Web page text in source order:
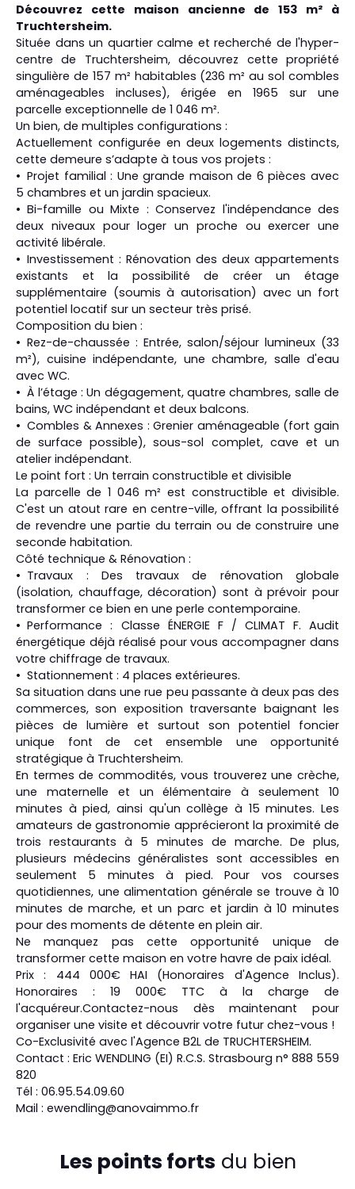
Découvrez cette maison ancienne de 153 m² à
Truchtersheim.
Située dans un quartier calme et recherché de l'hyper-
centre de Truchtersheim, découvrez cette propriété
singulière de 157 m² habitables (236 m² au sol combles
aménageables incluses), érigée en 1965 sur une
parcelle exceptionnelle de 1 046 m².
Un bien, de multiples configurations :
Actuellement configurée en deux logements distincts,
cette demeure s’adapte à tous vos projets :
Projet familial : Une grande maison de 6 pièces avec
5 chambres et un jardin spacieux.
Bi-famille ou Mixte : Conservez l'indépendance des
deux niveaux pour loger un proche ou exercer une
activité libérale.
Investissement : Rénovation des deux appartements
existants et la possibilité de créer un étage
supplémentaire (soumis à autorisation) avec un fort
potentiel locatif sur un secteur très prisé.
Composition du bien :
Rez-de-chaussée : Entrée, salon/séjour lumineux (33
m²), cuisine indépendante, une chambre, salle d'eau
avec WC.
À l’étage : Un dégagement, quatre chambres, salle de
bains, WC indépendant et deux balcons.
Combles & Annexes : Grenier aménageable (fort gain
de surface possible), sous-sol complet, cave et un
atelier indépendant.
Le point fort : Un terrain constructible et divisible
La parcelle de 1 046 m² est constructible et divisible.
C'est un atout rare en centre-ville, offrant la possibilité
de revendre une partie du terrain ou de construire une
seconde habitation.
Côté technique & Rénovation :
Travaux : Des travaux de rénovation globale
(isolation, chauffage, décoration) sont à prévoir pour
transformer ce bien en une perle contemporaine.
Performance : Classe ÉNERGIE F / CLIMAT F. Audit
énergétique déjà réalisé pour vous accompagner dans
votre chiffrage de travaux.
Stationnement : 4 places extérieures.
Sa situation dans une rue peu passante à deux pas des
commerces, son exposition traversante baignant les
pièces de lumière et surtout son potentiel foncier
unique font de cet ensemble une opportunité
stratégique à Truchtersheim.
En termes de commodités, vous trouverez une crèche,
une maternelle et un élémentaire à seulement 10
minutes à pied, ainsi qu'un collège à 15 minutes. Les
amateurs de gastronomie apprécieront la proximité de
trois restaurants à 5 minutes de marche. De plus,
plusieurs médecins généralistes sont accessibles en
seulement 5 minutes à pied. Pour vos courses
quotidiennes, une alimentation générale se trouve à 10
minutes de marche, et un parc et jardin à 10 minutes
pour des moments de détente en plein air.
Ne manquez pas cette opportunité unique de
transformer cette maison en votre havre de paix idéal.
Prix : 444 000€ HAI (Honoraires d'Agence Inclus).
Honoraires : 19 000€ TTC à la charge de
l'acquéreur.Contactez-nous dès maintenant pour
organiser une visite et découvrir votre futur chez-vous !
Co-Exclusivité avec l'Agence B2L de TRUCHTERSHEIM.
Contact : Eric WENDLING (EI) R.C.S. Strasbourg n° 888 559
820
Tél : 06.95.54.09.60
Mail : ewendling@anovaimmo.fr
Les points forts du bien